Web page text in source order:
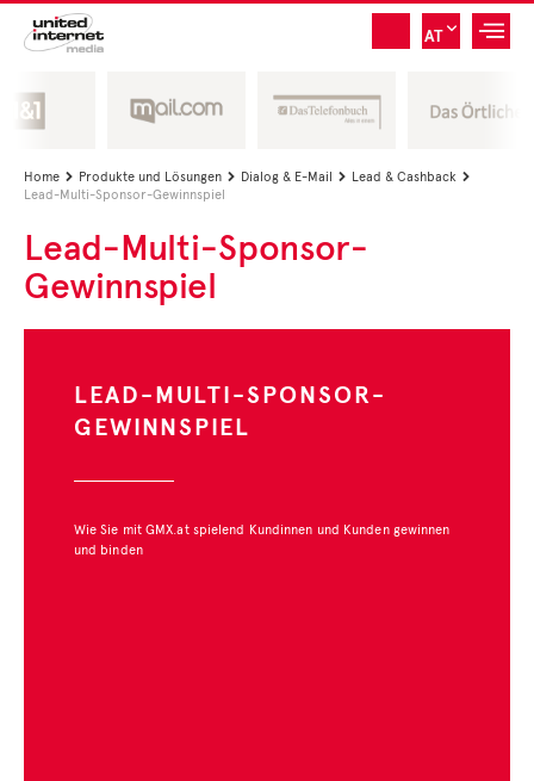
AT
Home  Produkte und Lösungen  Dialog & E-Mail  Lead & Cashback 
Lead-Multi-Sponsor-Gewinnspiel
Lead-Multi-Sponsor-
Gewinnspiel
LEAD-MULTI-SPONSOR-
GEWINNSPIEL
Wie Sie mit GMX.at spielend Kundinnen und Kunden gewinnen
und binden